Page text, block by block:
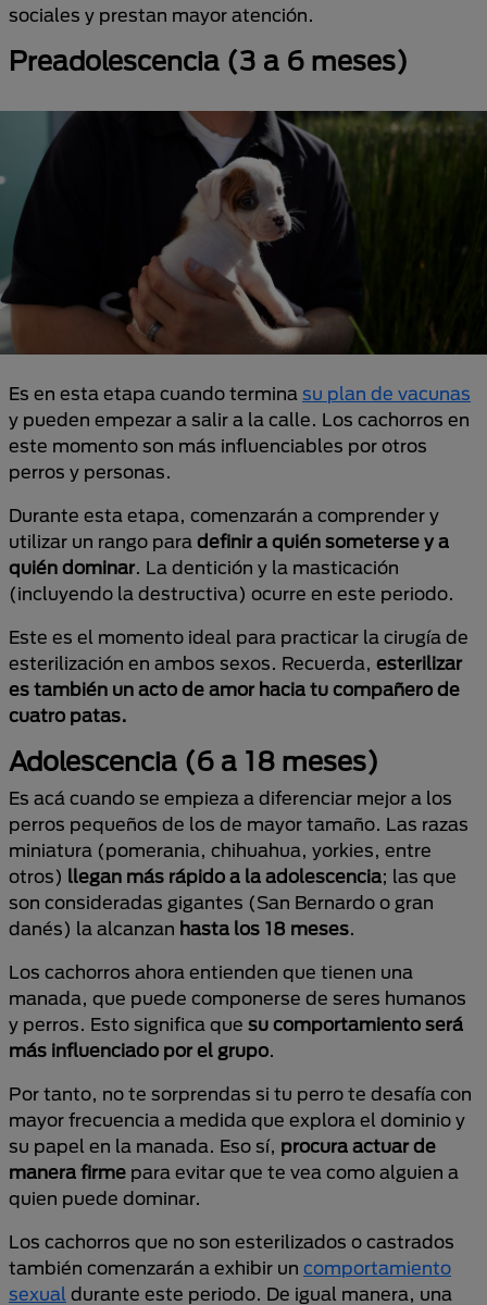
sociales y prestan mayor atención.
Preadolescencia (3 a 6 meses)
Es en esta etapa cuando termina su plan de vacunas
y pueden empezar a salir a la calle. Los cachorros en
este momento son más influenciables por otros
perros y personas.
Durante esta etapa, comenzarán a comprender y
utilizar un rango para definir a quién someterse y a
quién dominar. La dentición y la masticación
(incluyendo la destructiva) ocurre en este periodo.
Este es el momento ideal para practicar la cirugía de
esterilización en ambos sexos. Recuerda, esterilizar
es también un acto de amor hacia tu compañero de
cuatro patas.
Adolescencia (6 a 18 meses)
Es acá cuando se empieza a diferenciar mejor a los
perros pequeños de los de mayor tamaño. Las razas
miniatura (pomerania, chihuahua, yorkies, entre
otros) llegan más rápido a la adolescencia; las que
son consideradas gigantes (San Bernardo o gran
danés) la alcanzan hasta los 18 meses.
Los cachorros ahora entienden que tienen una
manada, que puede componerse de seres humanos
y perros. Esto significa que su comportamiento será
más influenciado por el grupo.
Por tanto, no te sorprendas si tu perro te desafía con
mayor frecuencia a medida que explora el dominio y
su papel en la manada. Eso sí, procura actuar de
manera firme para evitar que te vea como alguien a
quien puede dominar.
Los cachorros que no son esterilizados o castrados
también comenzarán a exhibir un comportamiento
sexual durante este periodo. De igual manera, una